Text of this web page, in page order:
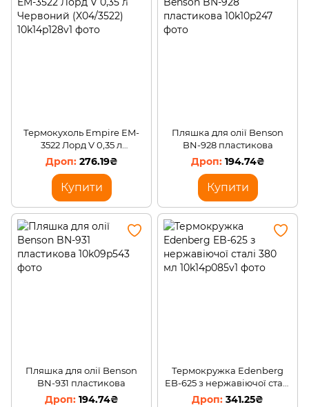
Термокухоль Empire EM-
3522 Лорд V 0,35 л
Червоний (X04/3522)
276.19₴
Купити
Пляшка для олії Benson
BN-928 пластикова
194.74₴
Купити
Пляшка для олії Benson
BN-931 пластикова
194.74₴
Термокружка Edenberg
EB-625 з нержавіючої сталі
380 мл
341.25₴